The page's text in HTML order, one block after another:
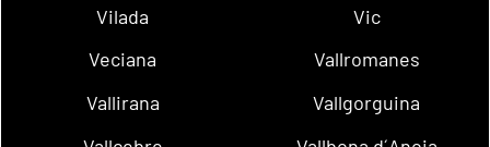
Vilada
Vic
Veciana
Vallromanes
Vallirana
Vallgorguina